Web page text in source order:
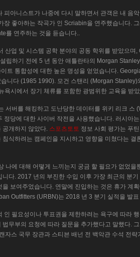
피아니스트가 나중에 다시 말하면서 관객은 내 음
좋아하는 작곡가 인 Scriabin을 연주했습니다.
를 연주하는 것을 듣습니다..
산업 및 시스템 공학 분야의 공동 학위를 받았으며,
립하기 전에 5 년 동안 애틀란타의 Morgan
트 통합성에 대한 높은 명성을 얻었습니다.
니다 (1985 1990). 모건 스탠리 (Morgan Stanley)
욕시에서 장기 체류를 포함한 광범위한 교육을 받
서버를 해킹하고 도난당한 데이터를 위키 리크 스
정당에 대한 사이버 작전을 사용했습니다. 러시아
공개하지 않았다. 스포츠토토 정보 사회 평가는 푸
식하려는 캠페인을 지시하고 영향을 미쳤다는 결
나에 대해 어떻게 느끼는지 궁금 할 필요가 없었을
다. 2017 년의 부진한 수입 이후 가장 최근의 분기
보여주었습니다. 연말에 진입하는 것은 휴가 계
Outfitters (URBN)는 2018 년 3 분기 실적을 발
인 필요성이나 투표권을 제한하려는 욕구에 따라
무부의 요청에 따라 질문을 추가했다고 말했다.
자스 국무 장관과 스티븐 배넌 전 백악관 수석 전략